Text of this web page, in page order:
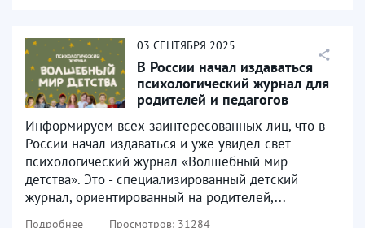
03 СЕНТЯБРЯ 2025
В России начал издаваться
психологический журнал для
родителей и педагогов
Информируем всех заинтересованных лиц, что в
России начал издаваться и уже увидел свет
психологический журнал «Волшебный мир
детства». Это - специализированный детский
журнал, ориентированный на родителей,...
Подробнее Просмотров: 31284